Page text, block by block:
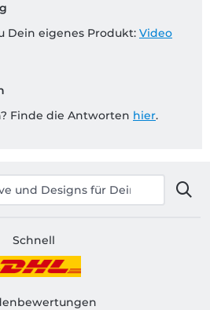
Dein eigenes Produkt: Video
Finde die Antworten hier.
Schnell